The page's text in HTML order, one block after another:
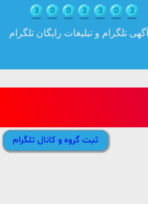
آگهی تلگرام و تبلیغات رایگان تلگرام
ثبت گروه و کانال تلگرام